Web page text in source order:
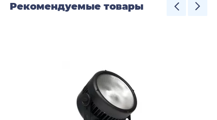
Рекомендуемые товары